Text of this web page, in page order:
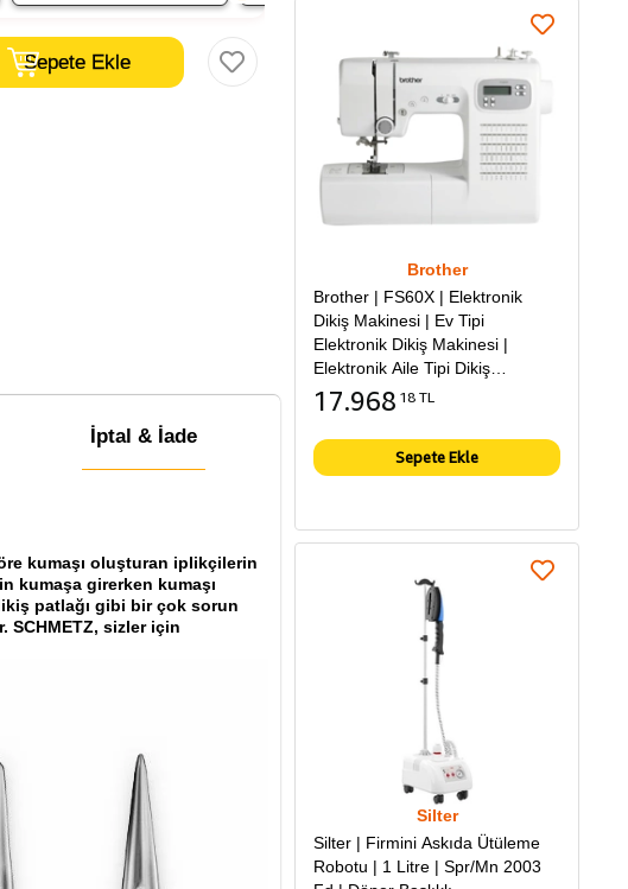
İptal & İade
kumaşı oluşturan iplikçilerin
kumaşa girerken kumaşı
patlağı gibi bir çok sorun
SCHMETZ, sizler için
Brother
Brother | FS60X | Elektronik
Dikiş Makinesi | Ev Tipi
Elektronik Dikiş Makinesi |
Elektronik Aile Tipi Dikiş
Makinesi
17.968 18 TL
Sepete Ekle
Silter
Silter | Firmini Askıda Ütüleme
Robotu | 1 Litre | Spr/Mn 2003